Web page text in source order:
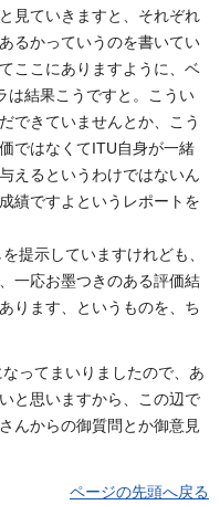
見ていきますと、それぞれ
るかっていうのを書いてい
ここにありますように、ベ
は結果こうですと。こうい
できていませんとか、こう
ではなくてITU自身が一緒
えるというわけではないん
績ですよというレポートを
提示していますけれども、
一応お墨つきのある評価結
ります、というものを、ち
ってまいりましたので、あ
と思いますから、この辺で
んからの御質問とか御意見
ページの先頭へ戻る